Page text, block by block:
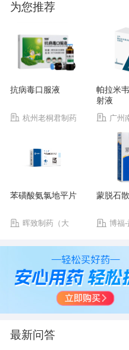
为您推荐
抗病毒口服液
杭州老桐君制药
帕拉米
射液
广州
限公司
苯磺酸氨氯地平片
晖致制药（大
蒙脱石散
博福-
最新问答